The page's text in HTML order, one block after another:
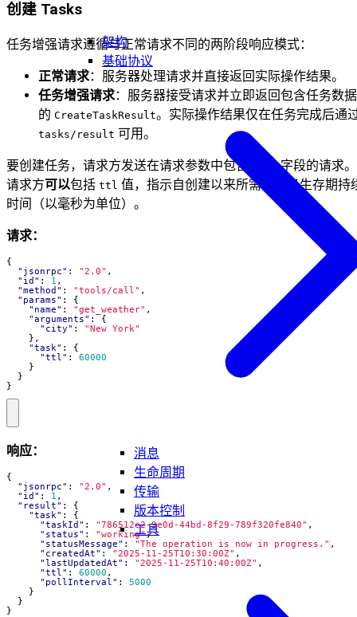
架构
基础协议
消息
生命周期
传输
版本控制
工具
创建 Tasks
任务增强请求遵循与正常请求不同的两阶段响应模式：
正常请求：服务器处理请求并直接返回实际操作结果。
任务增强请求：服务器接受请求并立即返回包含任务数据
的 CreateTaskResult。实际操作结果仅在任务完成后通
tasks/result 可用。
要创建任务，请求方发送在请求参数中包含
字段的请求。
请求方可以包括 ttl 值，指示自创建以来所需的任务生存期持
时间（以毫秒为单位）。
请求：
{
"jsonrpc" : "2.0" ,
"id" : 1 ,
"method" : "tools/call" ,
"params" :
{
"name" : "get_weather" ,
"arguments" :
{
"city" :
"New York"
},
"task" :
{
"ttl" :
60000
}
}
}
响应：
{
"jsonrpc" : "2.0" ,
"id" : 1 ,
"result" :
{
"task" :
{
"taskId" : "786512e2-9e0d-44bd-8f29-789f320fe840" ,
"status" : "working",
"statusMessage" : "The operation is now in progress." ,
"createdAt" : "2025-11-25T10:30:00Z" ,
"lastUpdatedAt" : "2025-11-25T10:40:00Z" ,
"ttl" : 60000 ,
"pollInterval" :
5000
}
}
}